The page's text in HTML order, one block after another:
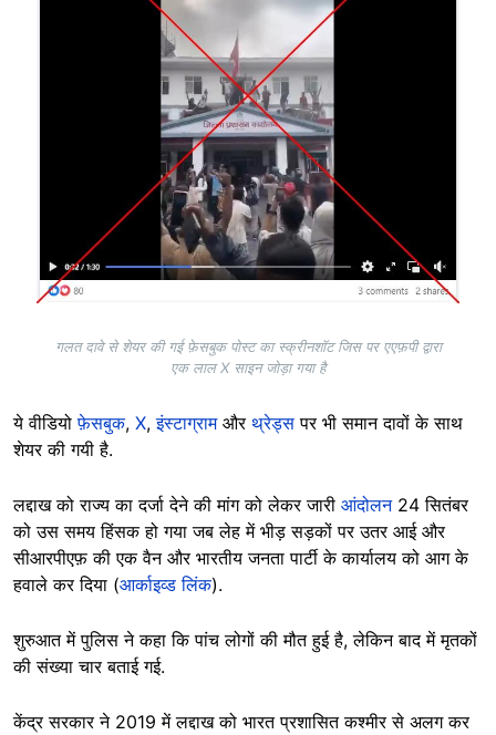
गलत दावे से शेयर की गई फ़ेसबुक पोस्ट का स्क्रीनशॉट जिस पर एएफ़पी द्वारा
एक लाल X साइन जोड़ा गया है
ये वीडियोफ़ेसबुक, X,इंस्टाग्रामऔर थ्रेड्स पर भी समान दावों के साथ
शेयर की गयी है.
लद्दाख को राज्य का दर्जा देने की मांग को लेकर जारी आंदोलन24 सितंबर
को उस समय हिंसक हो गया जब लेह में भीड़ सड़कों पर उतर आई और
सीआरपीएफ़ की एक वैन और भारतीय जनता पार्टी के कार्यालय को आग के
हवाले कर दिया (आर्काइव्ड लिंक).
शुरुआत में पुलिस ने कहा कि पांच लोगों की मौत हुई है, लेकिन बाद में मृतकों
की संख्या चार बताई गई.
केंद्र सरकार ने 2019 में लद्दाख को भारत प्रशासित कश्मीर से अलग कर